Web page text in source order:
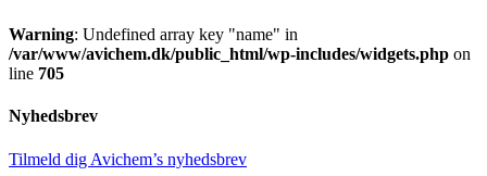
Warning: Undefined array key "name" in
/var/www/avichem.dk/public_html/wp-includes/widgets.php on
line 705
Nyhedsbrev
Tilmeld dig Avichem’s nyhedsbrev